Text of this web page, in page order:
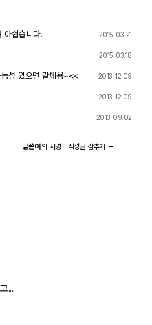
아쉽습니다. 2015 03.21
2015 03.18
성 있으면 갈께용~<< 2013 12.09
2013 12.09
2013 09.02
글쓴이의 서명 작성글감추기
....